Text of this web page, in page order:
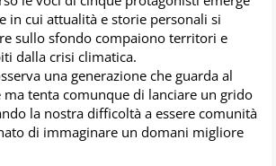
in cui attualità e storie personali si
sullo sfondo compaiono territori e
dalla crisi climatica.
una generazione che guarda al
tenta comunque di lanciare un grido
la nostra difficoltà a essere comunità
di immaginare un domani migliore